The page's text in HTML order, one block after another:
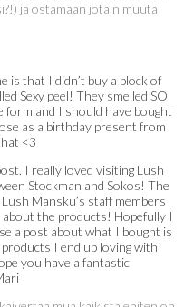
ja ostamaan jotain muuta
is that I didn’t buy a block of
Sexy peel! They smelled SO
and I should have bought
as a birthday present from
<3
I really loved visiting Lush
Stockman and Sokos! The
Mansku’s staff members
the products! Hopefully I
a post about what I bought is
I end up loving with
you have a fantastic